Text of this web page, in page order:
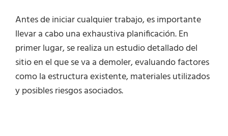
Antes de iniciar cualquier trabajo, es importante
llevar a cabo una exhaustiva planificación. En
primer lugar, se realiza un estudio detallado del
sitio en el que se va a demoler, evaluando factores
como la estructura existente, materiales utilizados
y posibles riesgos asociados.